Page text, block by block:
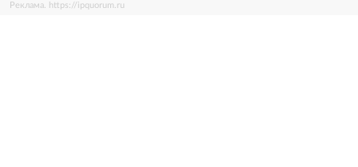
Реклама. https://ipquorum.ru